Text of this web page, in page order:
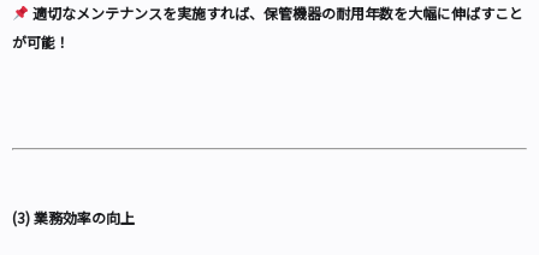
適切なメンテナンスを実施すれば、保管機器の耐用年数を大幅に伸ばすこと
が可能！
(3) 業務効率の向上